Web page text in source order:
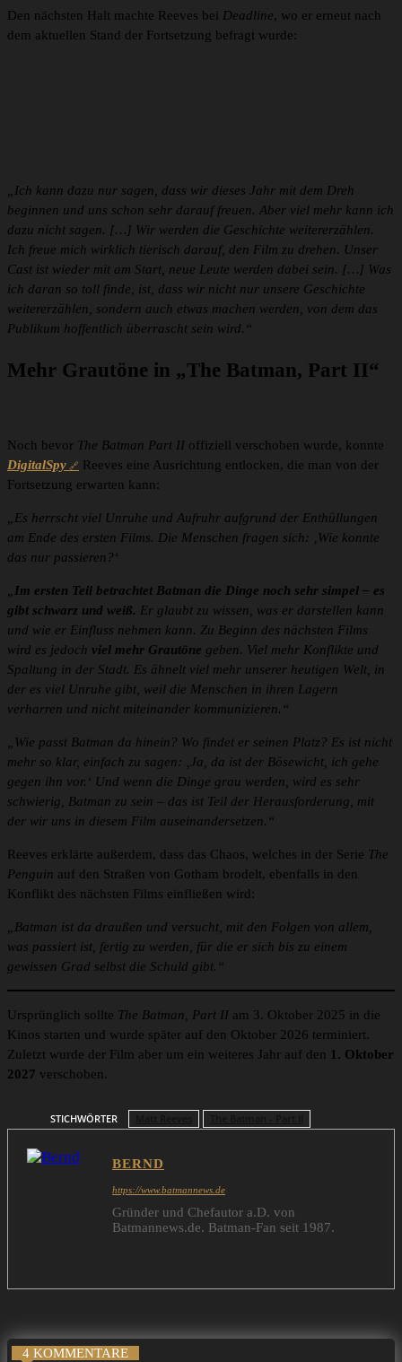
Den nächsten Halt machte Reeves bei Deadline, wo er erneut nach
dem aktuellen Stand der Fortsetzung befragt wurde:
„Ich kann dazu nur sagen, dass wir dieses Jahr mit dem Dreh
beginnen und uns schon sehr darauf freuen. Aber viel mehr kann ich
dazu nicht sagen. […] Wir werden die Geschichte weitererzählen.
Ich freue mich wirklich tierisch darauf, den Film zu drehen. Unser
Cast ist wieder mit am Start, neue Leute werden dabei sein. […] Was
ich daran so toll finde, ist, dass wir nicht nur unsere Geschichte
weitererzählen, sondern auch etwas machen werden, von dem das
Publikum hoffentlich überrascht sein wird.“
Mehr Grautöne in „The Batman, Part II“
Noch bevor The Batman Part II offiziell verschoben wurde, konnte
DigitalSpy
Reeves eine Ausrichtung entlocken, die man von der
Fortsetzung erwarten kann:
„Es herrscht viel Unruhe und Aufruhr aufgrund der Enthüllungen
am Ende des ersten Films. Die Menschen fragen sich: ‚Wie konnte
das nur passieren?‘
Im ersten Teil betrachtet Batman die Dinge noch sehr simpel – es
gibt schwarz und weiß. Er glaubt zu wissen, was er darstellen kann
und wie er Einfluss nehmen kann. Zu Beginn des nächsten Films
wird es jedoch viel mehr Grautöne geben. Viel mehr Konflikte und
Spaltung in der Stadt. Es ähnelt viel mehr unserer heutigen Welt, in
der es viel Unruhe gibt, weil die Menschen in ihren Lagern
verharren und nicht miteinander kommunizieren.“
„Wie passt Batman da hinein? Wo findet er seinen Platz? Es ist nicht
mehr so klar, einfach zu sagen: ‚Ja, da ist der Bösewicht, ich gehe
gegen ihn vor.‘ Und wenn die Dinge grau werden, wird es sehr
schwierig, Batman zu sein – das ist Teil der Herausforderung, mit
der wir uns in diesem Film auseinandersetzen.“
Reeves erklärte außerdem, dass das Chaos, welches in der Serie The
Penguin auf den Straßen von Gotham brodelt, ebenfalls in den
Konflikt des nächsten Films einfließen wird:
„Batman ist da draußen und versucht, mit den Folgen von allem,
was passiert ist, fertig zu werden, für die er sich bis zu einem
gewissen Grad selbst die Schuld gibt.“
Ursprünglich sollte The Batman, Part II am 3. Oktober 2025 in die
Kinos starten und wurde später auf den Oktober 2026 terminiert.
Zuletzt wurde der Film aber um ein weiteres Jahr auf den 1. Oktober
2027 verschoben.
STICHWÖRTER
BERND
https://www.batmannews.de
Gründer und Chefautor a.D. von
Batmannews.de. Batman-Fan seit 1987.
4 KOMMENTARE